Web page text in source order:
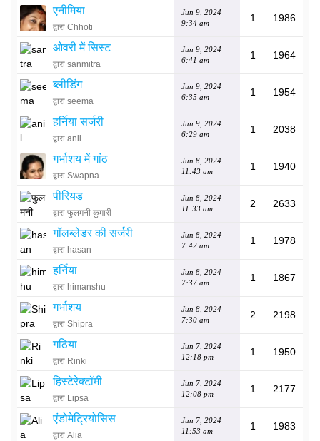
एनीमिया
द्वारा Chhoti
Jun 9, 2024
9:34 am
1 1986
ओवरी में सिस्ट
द्वारा sanmitra
Jun 9, 2024
6:41 am
1 1964
ब्लीडिंग
द्वारा seema
Jun 9, 2024
6:35 am
1 1954
हर्निया सर्जरी
द्वारा anil
Jun 9, 2024
6:29 am
1 2038
गर्भाशय में गांठ
द्वारा Swapna
Jun 8, 2024
11:43 am
1 1940
पीरियड
द्वारा फुलमनी कुमारी
Jun 8, 2024
11:33 am
2 2633
गॉलब्लेडर की सर्जरी
द्वारा hasan
Jun 8, 2024
7:42 am
1 1978
हर्निया
द्वारा himanshu
Jun 8, 2024
7:37 am
1 1867
गर्भाशय
द्वारा Shipra
Jun 8, 2024
7:30 am
2 2198
गठिया
द्वारा Rinki
Jun 7, 2024
12:18 pm
1 1950
हिस्टेरेक्टॉमी
द्वारा Lipsa
Jun 7, 2024
12:08 pm
1 2177
एंडोमेट्रियोसिस
द्वारा Alia
Jun 7, 2024
11:53 am
1 1983